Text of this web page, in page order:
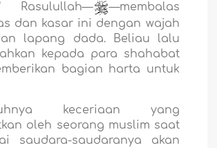
—membalas
dan kasar ini dengan wajah
lapang dada. Beliau lalu
kepada para shahabat
bagian harta untuk
keceriaan yang
oleh seorang muslim saat
saudara-saudaranya akan